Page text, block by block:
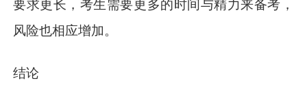
要求更长，考生需要更多的时间与精力来备考，
风险也相应增加。
结论